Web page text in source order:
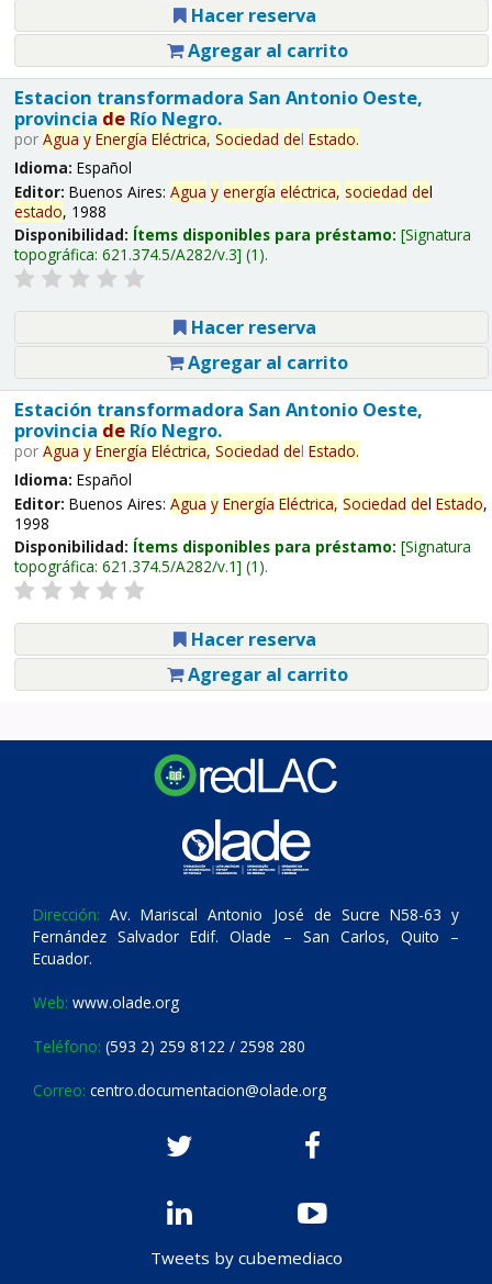
Hacer reserva
Agregar al carrito
Estacion transformadora San Antonio Oeste,
provincia deRío Negro.
por Agua y Energía Eléctrica, Sociedad del Estado.
Idioma: Español
Editor: Buenos Aires: Agua y energía eléctrica, sociedad del
estado, 1988
Disponibilidad: Ítems disponibles para préstamo: Signatura
topográfica: 621.374.5/A282/v.3 (1).
Hacer reserva
Agregar al carrito
Estación transformadora San Antonio Oeste,
provincia deRío Negro.
por Agua y Energía Eléctrica, Sociedad del Estado.
Idioma: Español
Editor: Buenos Aires: Agua y Energía Eléctrica, Sociedad del Estado,
1998
Disponibilidad: Ítems disponibles para préstamo: Signatura
topográfica: 621.374.5/A282/v.1 (1).
Hacer reserva
Agregar al carrito
Dirección: Av. Mariscal Antonio José de Sucre N58-63 y
Fernández Salvador Edif. Olade – San Carlos, Quito –
Ecuador.
Web: www.olade.org
Teléfono: (593 2) 259 8122 / 2598 280
Correo: centro.documentacion@olade.org
Tweets by cubemediaco